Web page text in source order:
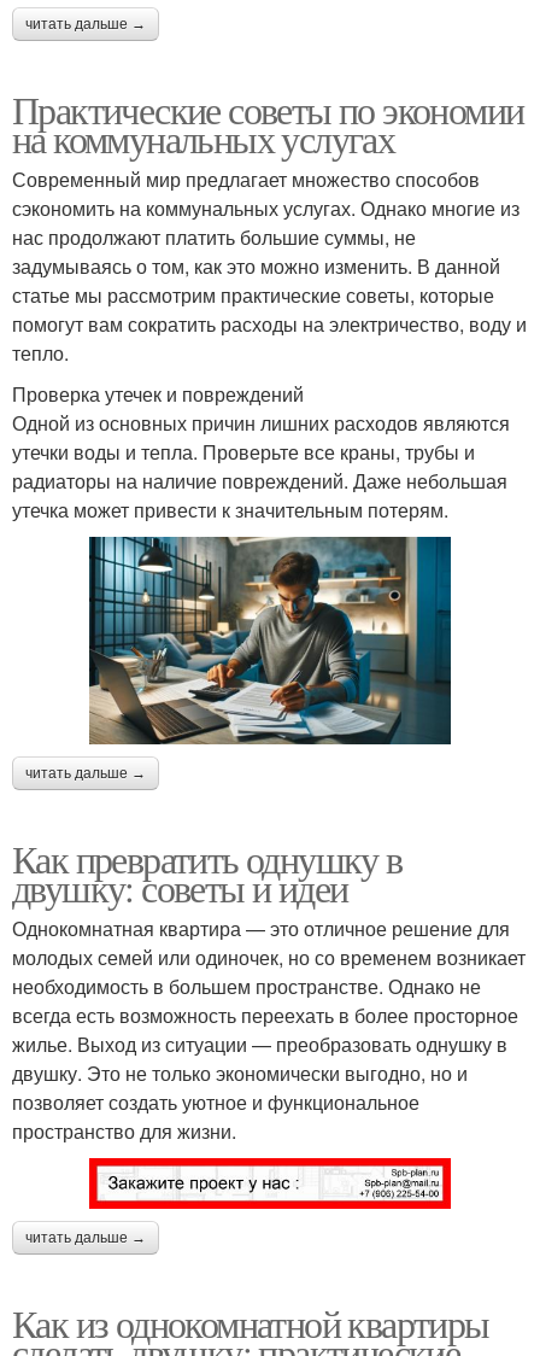
читать дальше →
Практические советы по экономии
на коммунальных услугах
Современный мир предлагает множество способов
сэкономить на коммунальных услугах. Однако многие из
нас продолжают платить большие суммы, не
задумываясь о том, как это можно изменить. В данной
статье мы рассмотрим практические советы, которые
помогут вам сократить расходы на электричество, воду и
тепло.
Проверка утечек и повреждений
Одной из основных причин лишних расходов являются
утечки воды и тепла. Проверьте все краны, трубы и
радиаторы на наличие повреждений. Даже небольшая
утечка может привести к значительным потерям.
читать дальше →
Как превратить однушку в
двушку: советы и идеи
Однокомнатная квартира — это отличное решение для
молодых семей или одиночек, но со временем возникает
необходимость в большем пространстве. Однако не
всегда есть возможность переехать в более просторное
жилье. Выход из ситуации — преобразовать однушку в
двушку. Это не только экономически выгодно, но и
позволяет создать уютное и функциональное
пространство для жизни.
читать дальше →
Как из однокомнатной квартиры